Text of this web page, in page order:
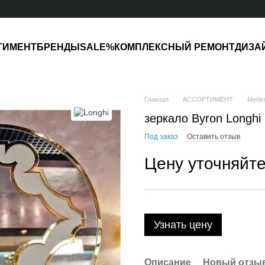
БРЕНДЫ SALE%КОМПЛЕКСНЫЙ РЕМОНТ
Главная АССОРТИМЕНТ
зеркало Byron Longhi
Под заказ Оставить отзыв
Цену
Узнать цену
Описание Новый